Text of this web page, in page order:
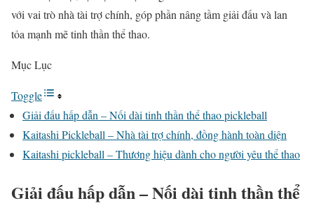
với vai trò nhà tài trợ chính, góp phần nâng tầm giải đấu và lan
tỏa mạnh mẽ tinh thần thể thao.
Mục Lục
Toggle
Giải đấu hấp dẫn – Nối dài tinh thần thể thao pickleball
Kaitashi Pickleball – Nhà tài trợ chính, đồng hành toàn diện
Kaitashi pickleball – Thương hiệu dành cho người yêu thể thao
Giải đấu hấp dẫn – Nối dài tinh thần thể